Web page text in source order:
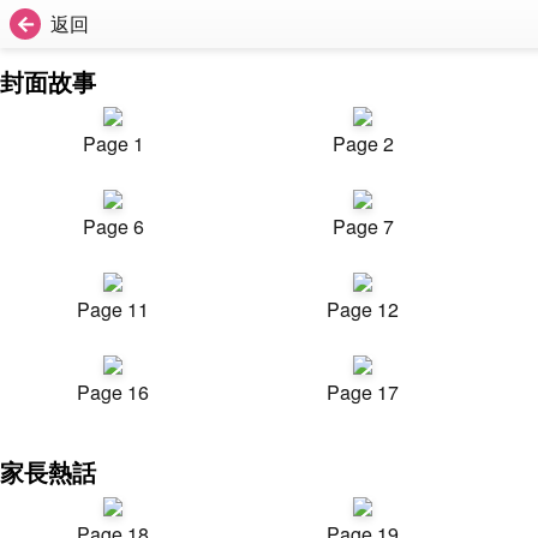
返回
封面故事
Page 1 Page 2
Page 6 Page 7
Page 11 Page 12
Page 16 Page 17
家長熱話